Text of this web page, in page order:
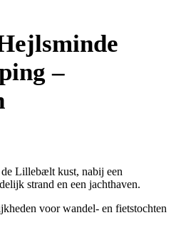
–
Lillebælt kust, nabij een
strand en een jachthaven.
voor wandel- en fietstochten